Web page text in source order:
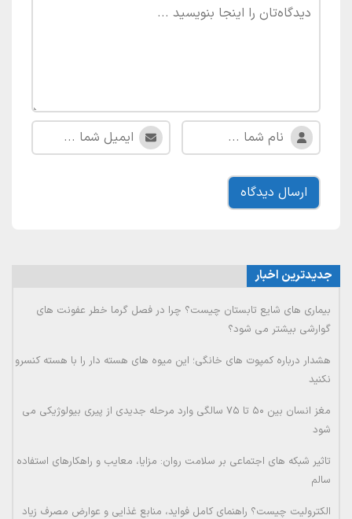
جدیدترین اخبار
بیماری های شایع تابستان چیست؟ چرا در فصل گرما خطر عفونت های
گوارشی بیشتر می شود؟
هشدار درباره کمپوت های خانگی؛ این میوه های هسته دار را با هسته کنسرو
نکنید
مغز انسان بین ۵۰ تا ۷۵ سالگی وارد مرحله جدیدی از پیری بیولوژیکی می
شود
تاثیر شبکه های اجتماعی بر سلامت روان: مزایا، معایب و راهکارهای استفاده
سالم
الکترولیت چیست؟ راهنمای کامل فواید، منابع غذایی و عوارض مصرف زیاد